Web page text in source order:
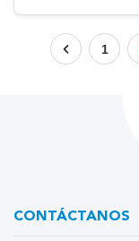
1
CONTÁCTANOS